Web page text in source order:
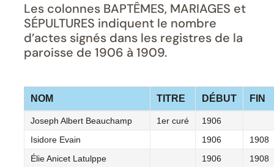
Les colonnes BAPTÊMES, MARIAGES et
SÉPULTURES indiquent le nombre
d’actes signés dans les registres de la
paroisse de 1906 à 1909.
NOM TITRE DÉBUT FIN
Joseph Albert Beauchamp 1er curé
1906
Isidore Evain
1906
1908
Élie Anicet Latulppe
1906
1908